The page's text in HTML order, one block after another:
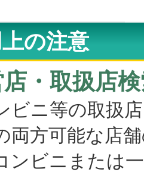
の注意
店・取扱店
ニ等の取扱
両方可能な店
ニまたは一